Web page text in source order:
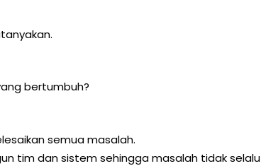
bertumbuh?
semua masalah.
tim dan sistem sehingga masalah tidak selalu